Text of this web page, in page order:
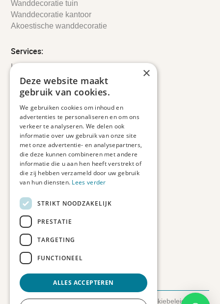
Wanddecoratie tuin
Wanddecoratie kantoor
Akoestische wanddecoratie
Services:
Leveringsinformatie
Retourbeleid
Informatie
Veelgestelde vragen
Duurzaam ondernemen
Contact informatie
Etienne de Pinedaweg 34
3711 CH, Austerlitz
Nederland
info@fotoprintxl.nl
0343 78 58 00
KVK: 81960263
BTW: NL002708709B23
© 2026 FotoprintXL.nl-Privacyverklaring -Cookiebeleid
×
Deze website maakt
gebruik van cookies.
We gebruiken cookies om inhoud en
advertenties te personaliseren en om ons
verkeer te analyseren. We delen ook
informatie over uw gebruik van onze site
met onze advertentie- en analysepartners,
die deze kunnen combineren met andere
informatie die u aan hen heeft verstrekt of
die zij hebben verzameld door uw gebruik
van hun diensten. Lees verder
STRIKT NOODZAKELIJK
PRESTATIE
TARGETING
FUNCTIONEEL
ALLES ACCEPTEREN